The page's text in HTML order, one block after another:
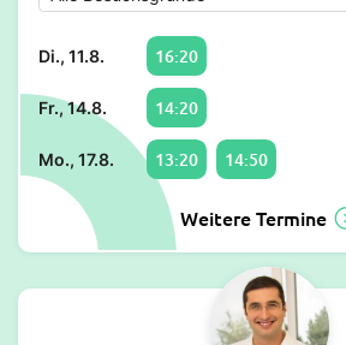
Di., 11.8. 16:20
Fr., 14.8. 14:20
Mo., 17.8. 13:20 14:50
Weitere Termine